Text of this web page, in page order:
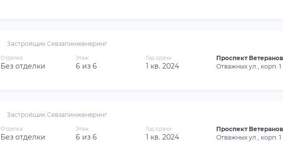
Застройщик Севзапинженеринг
Отделка
Без отделки
Этаж
6 из 6
Год сдачи
1 кв. 2024
Проспект Ветеранов
Отважных ул., корп. 1
Застройщик Севзапинженеринг
Отделка
Без отделки
Этаж
6 из 6
Год сдачи
1 кв. 2024
Проспект Ветеранов
Отважных ул., корп. 1